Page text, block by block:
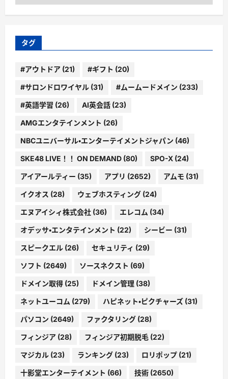
ゴ
ー
タグ
#アウトドア (21) #ギフト (20)
#サロンドロワイヤル (31) #ムームードメイン (233)
#英語学習 (26) AI英会話 (23)
AMGエンタテインメント (26)
NBCユニバーサル・エンターテイメントジャパン (46)
SKE48 LIVE！！ ON DEMAND (80) SPO-X (24)
アイアールティー (35) アプリ (2652) アムモ (31)
イクオス (28) ウェブホスティング (24)
エヌアイシィ株式会社 (36) エレコム (34)
オデッサ・エンタテインメント (22) シービー (31)
スピークエル (26) セキュリティ (29)
ソフト (2649) ソースネクスト (69)
ドメイン取得 (25) ドメイン管理 (38)
ネットユーコム (279) ハピネット・ピクチャーズ (31)
パソコン (2649) ファクタリング (28)
フィンジア (28) フィンジア初期脱毛 (22)
マジカル (23) ランキング (23) ロリポップ (21)
十影堂エンターテイメント (66) 技術 (2650)